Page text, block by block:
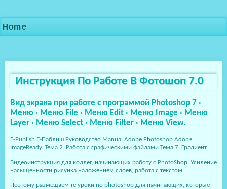
Home
Инструкция По Работе В Фотошоп 7.0
Вид экрана при работе с программой Photoshop 7 ·
Меню · Меню File · Меню Edit · Меню Image · Меню
Layer · Меню Select · Меню Filter · Меню View.
E-Publish Е-Паблиш Руководство Manual Adobe Photoshop Adobe
ImageReady. Тема 2. Работа с графическими файлами Тема 7. Градиент.
Видеоинструкция для коллег, начинающих работу с PhotoShop. Усиление
насыщенности рисунка наложением слоев, работа с текстом.
Поэтому размещаем те уроки по photoshop для начинающих, которые